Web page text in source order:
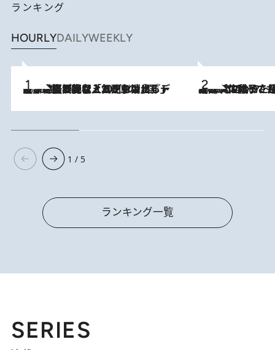
ランキング
HOURLYDAILYWEEKLY
2026.8.5
【なぜ吉沢亮は「気配を消せる」のか？】興行収入208億の『国宝』を経て挑むミュージカル『ディア・エヴァン・ハンセン』。トップ俳優が舞台上でさらけ出した“孤独”とは 2026.8.5
【阿川佐和子さんの年とる力】なぜ70代で始めた趣味は“こんなに楽しい”のか？ ピアノ、俳句…スランプに陥っても続けられる“ある秘訣”とは
1 / 5
ランキング一覧
SERIES